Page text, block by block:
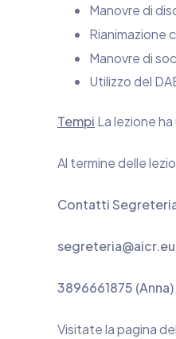
Manovre di
Rianimazione
Manovre di
Utilizzo del
Tempi La lezione ha
Al termine delle
Contatti
segreteria@aicr.eu
3896661875
Visitate la pagina